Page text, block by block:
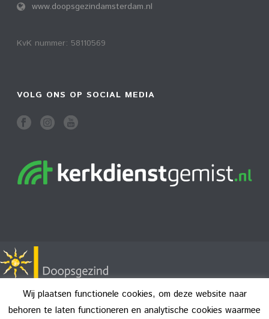
www.doopsgezindamsterdam.nl
KvK nummer: 58110569
VOLG ONS OP SOCIAL MEDIA
Wij plaatsen functionele cookies, om deze website naar
behoren te laten functioneren en analytische cookies waarmee